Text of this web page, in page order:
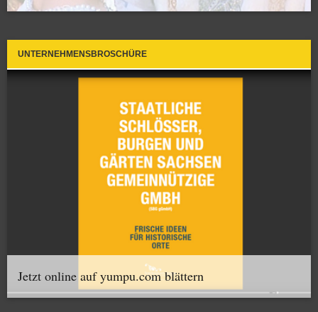
UNTERNEHMENSBROSCHÜRE
Jetzt online auf yumpu.com blättern